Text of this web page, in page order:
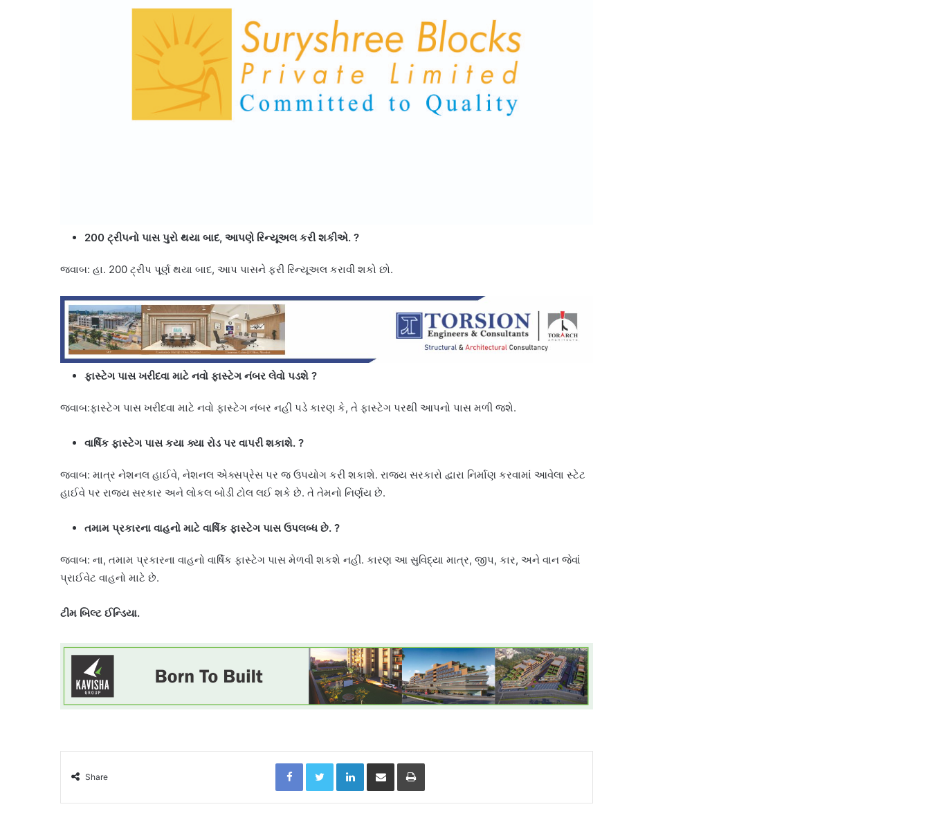
200 ટ્રીપનો પાસ પુરો થયા બાદ, આપણે રિન્યૂઅલ કરી શકીએ. ?
જવાબ: હા. 200 ટ્રીપ પૂર્ણ થયા બાદ, આપ પાસને ફરી રિન્યૂઅલ કરાવી શકો છો.
ફાસ્ટેગ પાસ ખરીદવા માટે નવો ફાસ્ટેગ નંબર લેવો પડશે ?
જવાબ:ફાસ્ટેગ પાસ ખરીદવા માટે નવો ફાસ્ટેગ નંબર નહી પડે કારણ કે, તે ફાસ્ટેગ પરથી આપનો પાસ મળી જશે.
વાર્ષિક ફાસ્ટેગ પાસ કયા ક્યા રોડ પર વાપરી શકાશે. ?
જવાબ: માત્ર નેશનલ હાઈવે, નેશનલ એક્સપ્રેસ પર જ ઉપયોગ કરી શકાશે. રાજ્ય સરકારો દ્વારા નિર્માણ કરવામાં આવેલા સ્ટેટ
હાઈવે પર રાજ્ય સરકાર અને લોકલ બોડી ટોલ લઈ શકે છે. તે તેમનો નિર્ણય છે.
તમામ પ્રકારના વાહનો માટે વાર્ષિક ફાસ્ટેગ પાસ ઉપલબ્ધ છે. ?
જવાબ: ના, તમામ પ્રકારના વાહનો વાર્ષિક ફાસ્ટેગ પાસ મેળવી શકશે નહી. કારણ આ સુવિદ્યા માત્ર, જીપ, કાર, અને વાન જેવાં
પ્રાઈવેટ વાહનો માટે છે.
ટીમ બિલ્ટ ઈન્ડિયા.
Share
FacebookTwitterLinkedInShare via Email Print